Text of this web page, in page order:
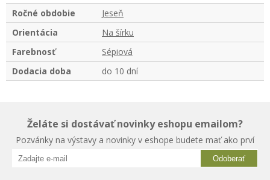
Ročné obdobie
Jeseň
Orientácia
Na šírku
Farebnosť
Sépiová
Dodacia doba
do 10 dní
Želáte si dostávať novinky eshopu emailom?
Pozvánky na výstavy a novinky v eshope budete mať ako prví
Odoberať